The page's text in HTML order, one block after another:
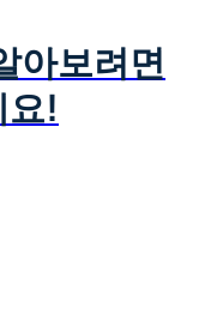
아보려면
요!